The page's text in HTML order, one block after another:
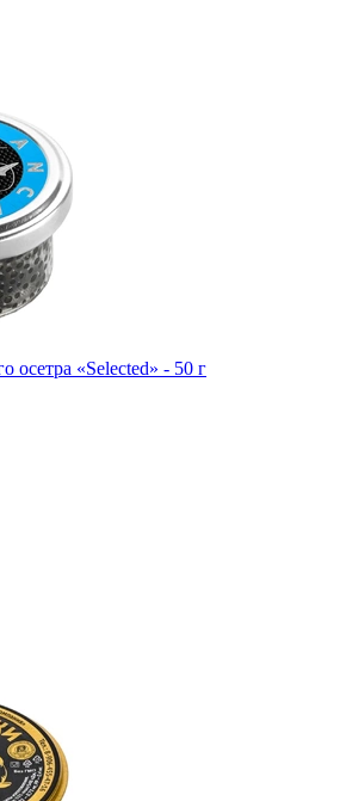
осетра «Selected» - 50 г